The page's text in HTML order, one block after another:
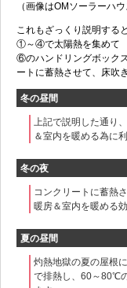
（画像はOMソーラーハ
これもざっくり説明すると
①～④で太陽熱を集めて
⑥のハンドリングボック
ートに蓄熱させて、床吹
冬の昼間
上記で説明した通り
＆室内を暖める為に
冬の夜
コンクリートに蓄熱
暖房＆室内を暖める
夏の昼間
灼熱地獄の夏の屋根
で排熱し、60～80℃